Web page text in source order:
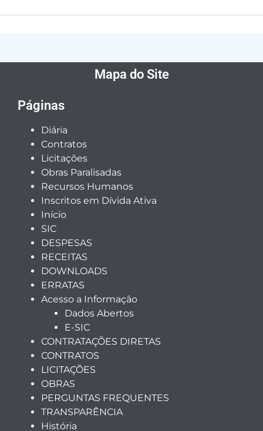
Mapa do Site
Páginas
Diária
Contratos
Licitações
Obras Paralisadas
Recursos Humanos
Inscritos em Dívida Ativa
Início
SIC
DESPESAS
RECEITAS
DOWNLOADS
ERRATAS
Acesso a Informação
Dados Abertos
E-SIC
CONTRATAÇÕES DIRETAS
CONTRATOS
LICITAÇÕES
OBRAS
PERGUNTAS FREQUENTES
TRANSPARÊNCIA
História